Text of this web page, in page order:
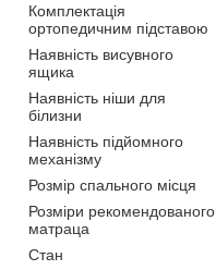
Комплектація
ортопедичним підставою
Наявність висувного
ящика
Наявність ніши для
білизни
Наявність підйомного
механізму
Розмір спального місця
Розміри рекомендованого
матраца
Стан